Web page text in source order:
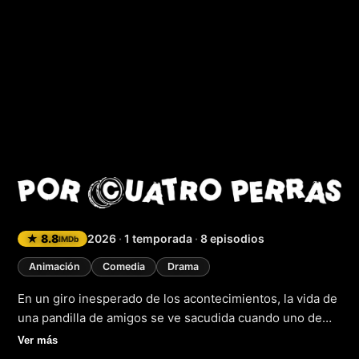
Por cuatro perras
★ 8.8IMDb 2026 · 1 temporada · 8 episodios
Animación Comedia Drama
En un giro inesperado de los acontecimientos, la vida de
una pandilla de amigos se ve sacudida cuando uno de
ellos, Jabalí, se ve envuelto en una red de delincuencia y
Ver más